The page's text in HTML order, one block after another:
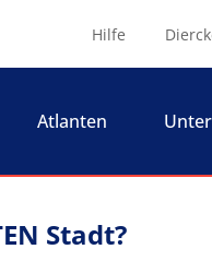
Hilfe
Atlanten
Stadt?